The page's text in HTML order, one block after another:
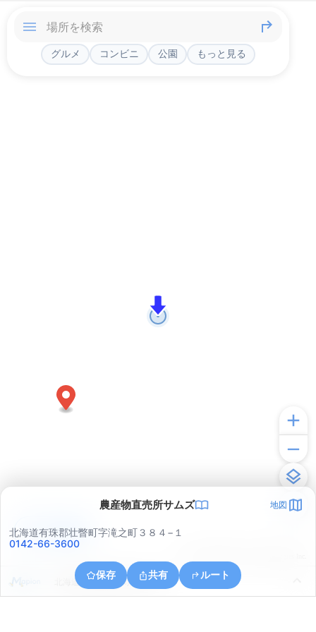
グルメ コンビニ 公園 もっと見る
農産物直売所サムズ 地図
北海道有珠郡壮瞥町字滝之町３８４−１
0142-66-3600
保存 共有 ルート
北海道有珠郡壮瞥町字滝之町
アプリで見る